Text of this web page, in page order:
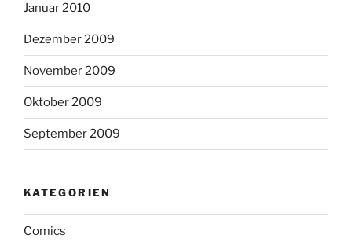
Januar 2010
Dezember 2009
November 2009
Oktober 2009
September 2009
KATEGORIEN
Comics